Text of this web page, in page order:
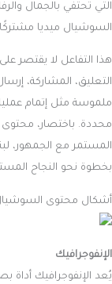
التي تحتفي بالجمال
السوشيال ميديا
هذا التفاعل لا يقتصر
التعليق، المشاركة،
ملموسة مثل إتمام
محددة. باختصار، محتوى
المستمر مع الجمهور،
بخطوة نحو النجاح
أشكال محتوى
الإنفوجرافيك
يُعد الإنفوجرافيك أداة